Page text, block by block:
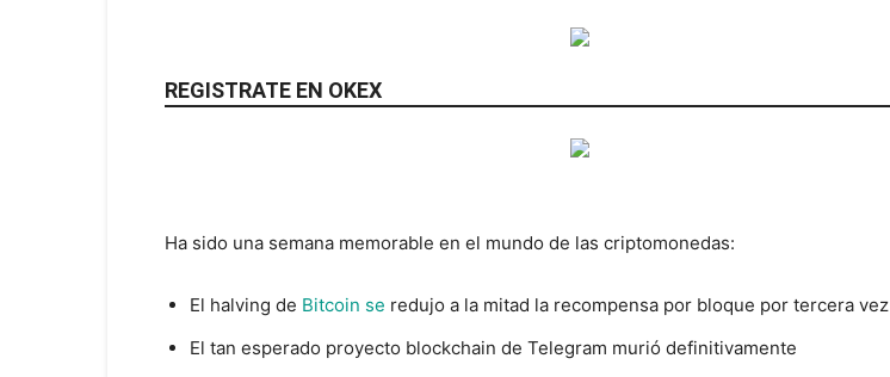
REGISTRATE EN OKEX
Ha sido una semana memorable en el mundo de las criptomonedas:
El halving de Bitcoin se redujo a la mitad la recompensa por bloque por tercera vez
El tan esperado proyecto blockchain de Telegram murió definitivamente